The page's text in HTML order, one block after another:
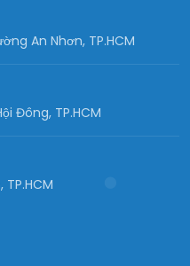
An Nhơn, TP.HCM
Đông, TP.HCM